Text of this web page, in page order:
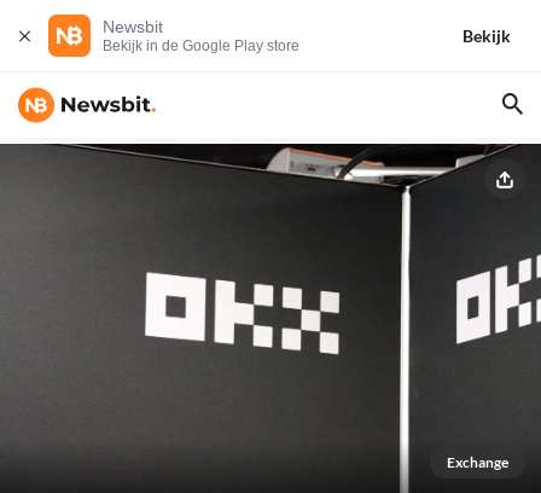
Newsbit
Bekijk in de Google Play store
Bekijk
Exchange